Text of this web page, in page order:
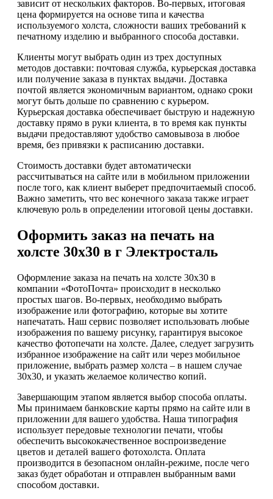
зависит от нескольких факторов. Во-первых, итоговая
цена формируется на основе типа и качества
используемого холста, сложности ваших требований к
печатному изделию и выбранного способа доставки.
Клиенты могут выбрать один из трех доступных
методов доставки: почтовая служба, курьерская доставка
или получение заказа в пунктах выдачи. Доставка
почтой является экономичным вариантом, однако сроки
могут быть дольше по сравнению с курьером.
Курьерская доставка обеспечивает быструю и надежную
доставку прямо в руки клиента, в то время как пункты
выдачи предоставляют удобство самовывоза в любое
время, без привязки к расписанию доставки.
Стоимость доставки будет автоматически
рассчитываться на сайте или в мобильном приложении
после того, как клиент выберет предпочитаемый способ.
Важно заметить, что вес конечного заказа также играет
ключевую роль в определении итоговой цены доставки.
Оформить заказ на печать на
холсте 30х30 в г Электросталь
Оформление заказа на печать на холсте 30х30 в
компании «ФотоПочта» происходит в несколько
простых шагов. Во-первых, необходимо выбрать
изображение или фотографию, которые вы хотите
напечатать. Наш сервис позволяет использовать любые
изображения по вашему рисунку, гарантируя высокое
качество фотопечати на холсте. Далее, следует загрузить
избранное изображение на сайт или через мобильное
приложение, выбрать размер холста – в нашем случае
30х30, и указать желаемое количество копий.
Завершающим этапом является выбор способа оплаты.
Мы принимаем банковские карты прямо на сайте или в
приложении для вашего удобства. Наша типография
использует передовые технологии печати, чтобы
обеспечить высококачественное воспроизведение
цветов и деталей вашего фотохолста. Оплата
производится в безопасном онлайн-режиме, после чего
заказ будет обработан и отправлен выбранным вами
способом доставки.